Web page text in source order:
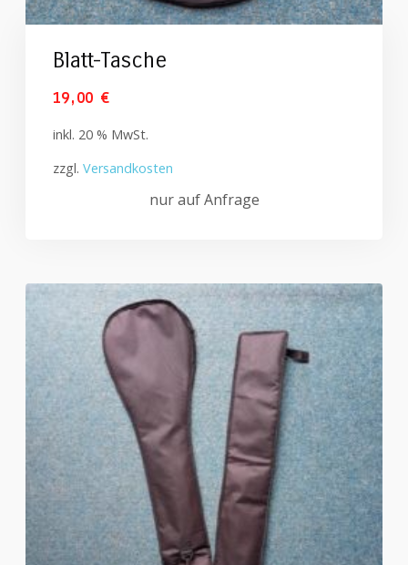
Blatt-Tasche
19,00 €
inkl. 20 % MwSt.
zzgl. Versandkosten
nur auf Anfrage